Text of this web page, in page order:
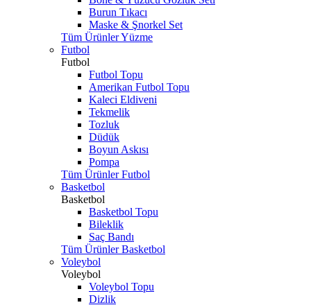
Burun Tıkacı
Maske & Şnorkel Set
Tüm Ürünler Yüzme
Futbol
Futbol
Futbol Topu
Amerikan Futbol Topu
Kaleci Eldiveni
Tekmelik
Tozluk
Düdük
Boyun Askısı
Pompa
Tüm Ürünler Futbol
Basketbol
Basketbol
Basketbol Topu
Bileklik
Saç Bandı
Tüm Ürünler Basketbol
Voleybol
Voleybol
Voleybol Topu
Dizlik